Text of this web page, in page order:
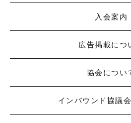
入会案内
広告掲載につ
協会につい
インバウンド協議